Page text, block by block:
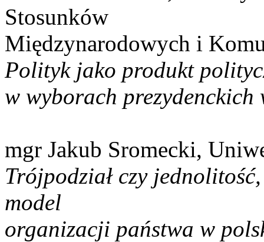
Stosunków
Międzynarodowych i
Polityk jako produkt
w wyborach
mgr Jakub Sromecki,
Trójpodział czy
model
organizacji państwa w